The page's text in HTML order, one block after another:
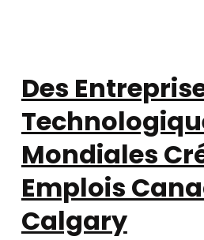
Des
Mondiales
Emplois
Calgary